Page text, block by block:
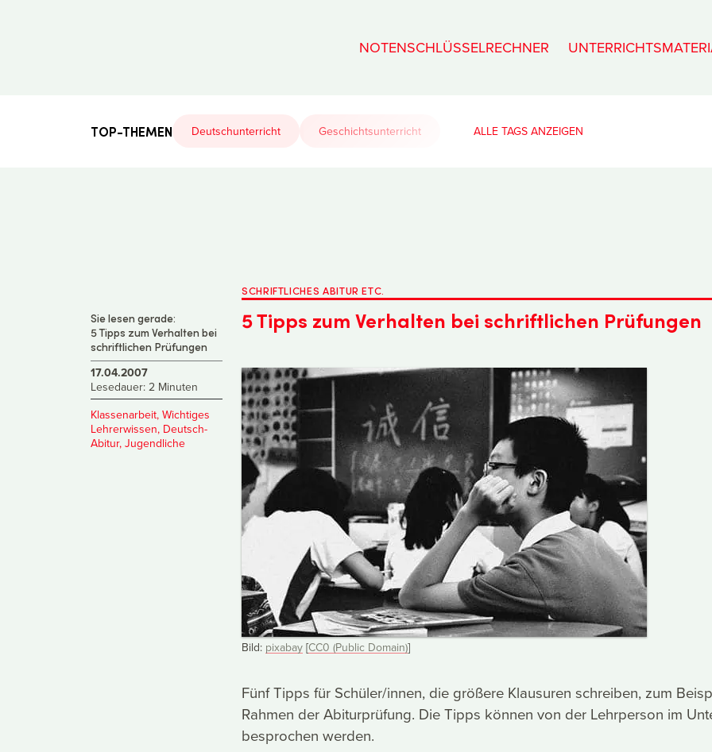
NOTENSCHLÜSSELRECHNER
TOP-THEMEN Deutschunterricht Geschichtsunterricht ALLE TAGS
Sie lesen gerade:
5 Tipps zum Verhalten bei
schriftlichen Prüfungen
17.04.2007
Lesedauer: 2 Minuten
Klassenarbeit, Wichtiges
Lehrerwissen, Deutsch-
Abitur, Jugendliche
SCHRIFTLICHES ABITUR ETC.
5 Tipps zum Verhalten bei schriftlichen Prüfungen
Bild: pixabay [CC0 (Public Domain)]
Fünf Tipps für Schüler/innen, die größere Klausuren schreiben, zum
Rahmen der Abiturprüfung. Die Tipps können von der Lehrperson im
besprochen werden.